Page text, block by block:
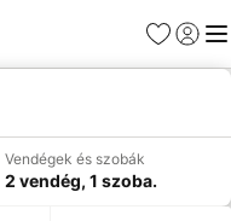
Kedvencek
Vendégek és szobák
2 vendég, 1 szoba.